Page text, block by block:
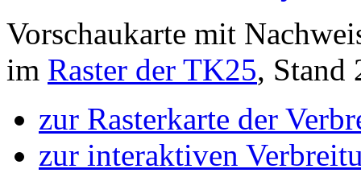
Vorschaukarte mit
im Raster der TK25, Stand
zur Rasterkarte der
zur interaktiven